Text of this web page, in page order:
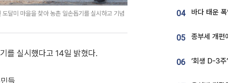
달미 마을을 찾아 농촌 일손돕기를 실시하고 기념
를 실시했다고 14일 밝혔다.
들
04
05
06